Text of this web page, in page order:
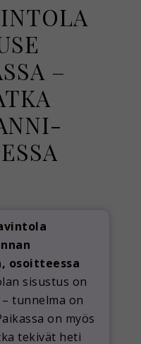
–
osoitteessa
sisustus on
tunnelma on
on myös
tekivät heti